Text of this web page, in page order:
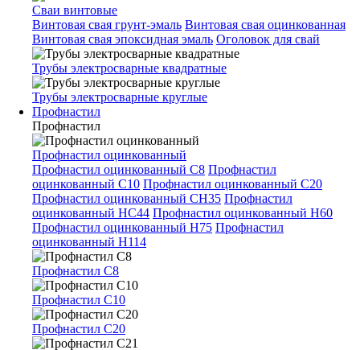
Сваи винтовые
Винтовая свая грунт-эмаль Винтовая свая оцинкованная
Винтовая свая эпоксидная эмаль Оголовок для свай
Трубы электросварные квадратные
Трубы электросварные круглые
Профнастил
Профнастил
Профнастил оцинкованный
Профнастил оцинкованный С8 Профнастил
оцинкованный С10 Профнастил оцинкованный С20
Профнастил оцинкованный СН35 Профнастил
оцинкованный НС44 Профнастил оцинкованный Н60
Профнастил оцинкованный Н75 Профнастил
оцинкованный Н114
Профнастил С8
Профнастил С10
Профнастил С20